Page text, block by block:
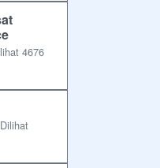
4676